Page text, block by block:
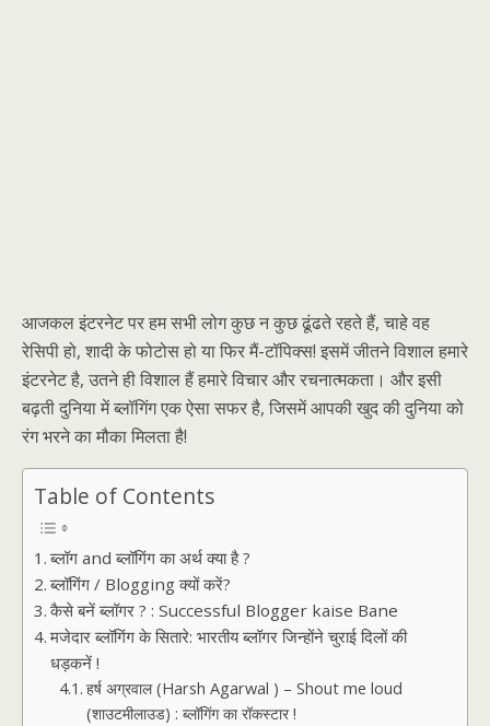
आजकल इंटरनेट पर हम सभी लोग कुछ न कुछ ढूंढते रहते हैं, चाहे वह
रेसिपी हो, शादी के फोटोस हो या फिर मैं-टॉपिक्स! इसमें जीतने विशाल हमारे
इंटरनेट है, उतने ही विशाल हैं हमारे विचार और रचनात्मकता। और इसी
बढ़ती दुनिया में ब्लॉगिंग एक ऐसा सफर है, जिसमें आपकी खुद की दुनिया को
रंग भरने का मौका मिलता है!
Table of Contents
ब्लॉग and ब्लॉगिंग का अर्थ क्या है ?
ब्लॉगिंग / Blogging क्यों करें?
कैसे बनें ब्लॉगर ? : Successful Blogger kaise Bane
मजेदार ब्लॉगिंग के सितारे: भारतीय ब्लॉगर जिन्होंने चुराई दिलों की
धड़कनें !
हर्ष अग्रवाल (Harsh Agarwal ) – Shout me loud
(शाउटमीलाउड) : ब्लॉगिंग का रॉकस्टार !